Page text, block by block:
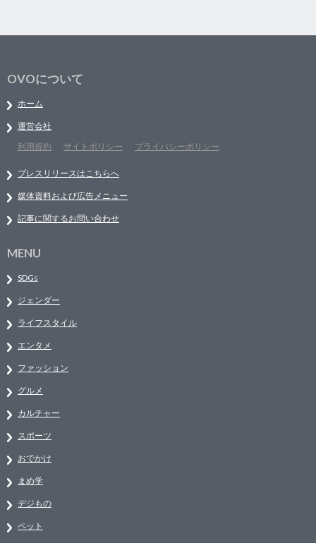
OVOについて
ホーム
運営会社
利用規約
サイトポリシー プライバシーポリシー
プレスリリースはこちらへ
媒体資料および広告メニュー
記事に関するお問い合わせ
MENU
SDGs
ジェンダー
ライフスタイル
エンタメ
ファッション
グルメ
カルチャー
スポーツ
おでかけ
まめ学
デジもの
ペット